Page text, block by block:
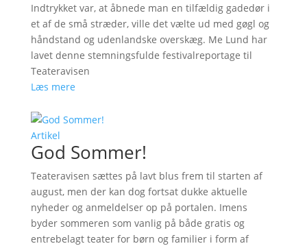
Indtrykket var, at åbnede man en tilfældig gadedør i
et af de små stræder, ville det vælte ud med gøgl og
håndstand og udenlandske overskæg. Me Lund har
lavet denne stemningsfulde festivalreportage til
Teateravisen
Læs mere
Artikel
God Sommer!
Teateravisen sættes på lavt blus frem til starten af
august, men der kan dog fortsat dukke aktuelle
nyheder og anmeldelser op på portalen. Imens
byder sommeren som vanlig på både gratis og
entrebelagt teater for børn og familier i form af